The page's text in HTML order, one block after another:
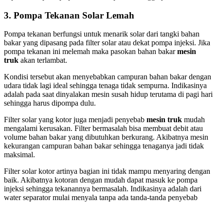
3. Pompa Tekanan Solar Lemah
Pompa tekanan berfungsi untuk menarik solar dari tangki bahan
bakar yang dipasang pada filter solar atau dekat pompa injeksi. Jika
pompa tekanan ini melemah maka pasokan bahan bakarmesin
truk akan terlambat.
Kondisi tersebut akan menyebabkan campuran bahan bakar dengan
udara tidak lagi ideal sehingga tenaga tidak sempurna. Indikasinya
adalah pada saat dinyalakan mesin susah hidup terutama di pagi hari
sehingga harus dipompa dulu.
Filter solar yang kotor juga menjadi penyebab mesin truk mudah
mengalami kerusakan. Filter bermasalah bisa membuat debit atau
volume bahan bakar yang dibutuhkan berkurang. Akibatnya mesin
kekurangan campuran bahan bakar sehingga tenaganya jadi tidak
maksimal.
Filter solar kotor artinya bagian ini tidak mampu menyaring dengan
baik. Akibatnya kotoran dengan mudah dapat masuk ke pompa
injeksi sehingga tekanannya bermasalah. Indikasinya adalah dari
water separator mulai menyala tanpa ada tanda-tanda penyebab